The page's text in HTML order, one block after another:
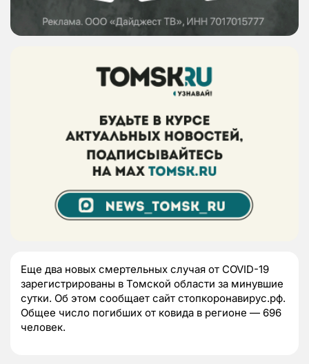
Еще два новых смертельных случая от COVID-19
зарегистрированы в Томской области за минувшие
сутки. Об этом сообщает сайт стопкоронавирус.рф.
Общее число погибших от ковида в регионе — 696
человек.